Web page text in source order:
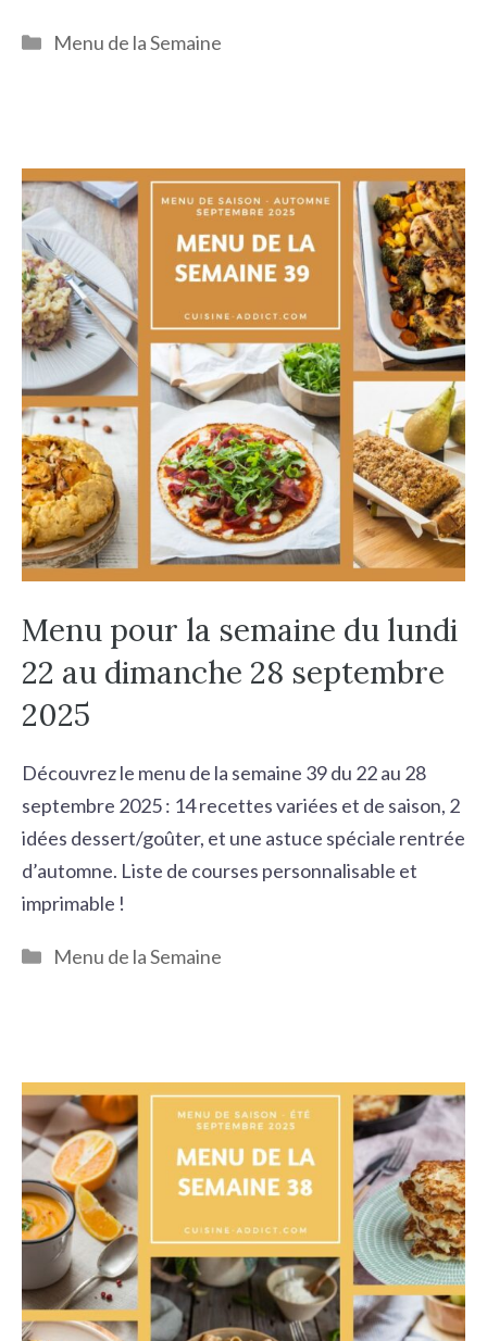
Catégories
Menu de la Semaine
Menu pour la semaine du lundi
22 au dimanche 28 septembre
2025
Découvrez le menu de la semaine 39 du 22 au 28
septembre 2025 : 14 recettes variées et de saison, 2
idées dessert/goûter, et une astuce spéciale rentrée
d’automne. Liste de courses personnalisable et
imprimable !
Catégories
Menu de la Semaine